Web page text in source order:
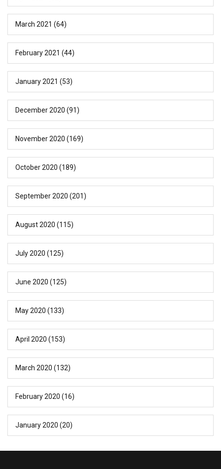
March 2021 (64)
February 2021 (44)
January 2021 (53)
December 2020 (91)
November 2020 (169)
October 2020 (189)
September 2020 (201)
August 2020 (115)
July 2020 (125)
June 2020 (125)
May 2020 (133)
April 2020 (153)
March 2020 (132)
February 2020 (16)
January 2020 (20)